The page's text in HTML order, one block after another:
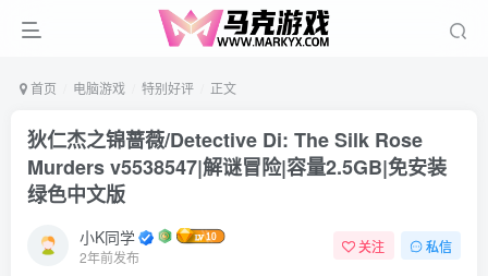
首页 电脑游戏 特别好评 正文
狄仁杰之锦蔷薇/Detective Di: The Silk Rose
Murders v5538547|解谜冒险|容量2.5GB|免安装
绿色中文版
小K同学
2年前发布
关注 私信